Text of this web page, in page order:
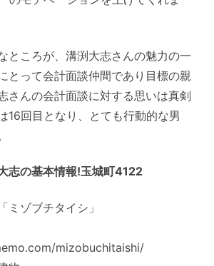
ところが、溝渕大志さんの魅力の一
とって会計面談仲間であり目標の親
さんの会計面談に対する思いは真剣
16回目となり、とても行動的な男
志の基本情報!玉城町4122
ミゾブチタイシ」
mizobuchitaishi/